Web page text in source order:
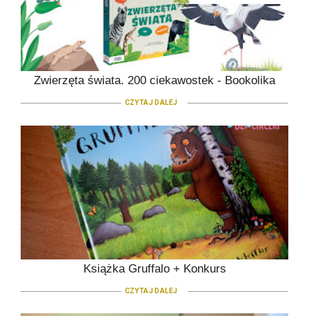
Zwierzęta świata. 200 ciekawostek - Bookolika
CZYTAJ DALEJ
Książka Gruffalo + Konkurs
CZYTAJ DALEJ